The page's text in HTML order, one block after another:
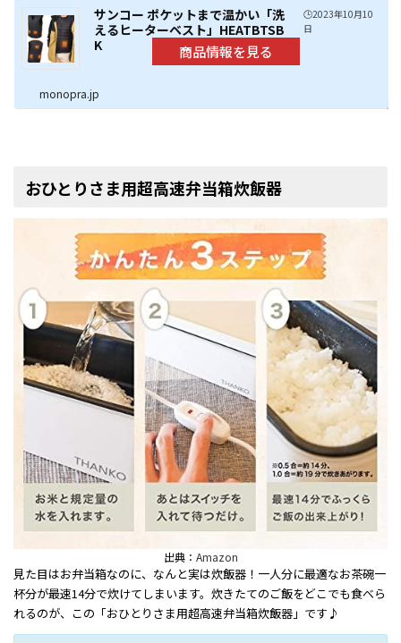
サンコー ポケットまで温かい「洗
えるヒーターベスト」HEATBTSB
K
🕒️2023年10月10
日
monopra.jp
おひとりさま用超高速弁当箱炊飯器
出典： Amazon
見た目はお弁当箱なのに、なんと実は炊飯器！一人分に最適なお茶碗一
杯分が最速14分で炊けてしまいます。炊きたてのご飯をどこでも食べら
れるのが、この「おひとりさま用超高速弁当箱炊飯器」です♪